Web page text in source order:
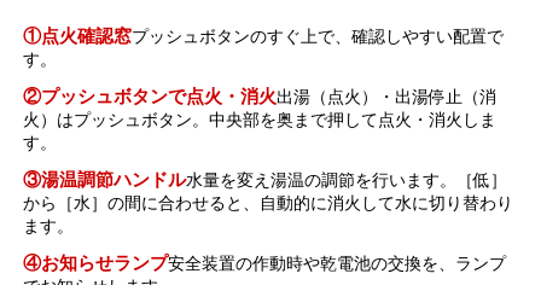
①点火確認窓プッシュボタンのすぐ上で、確認しやすい配置で
す。
②プッシュボタンで点火・消火出湯（点火）・出湯停止（消
火）はプッシュボタン。中央部を奥まで押して点火・消火しま
す。
③湯温調節ハンドル水量を変え湯温の調節を行います。［低］
から［水］の間に合わせると、自動的に消火して水に切り替わり
ます。
④お知らせランプ安全装置の作動時や乾電池の交換を、ランプ